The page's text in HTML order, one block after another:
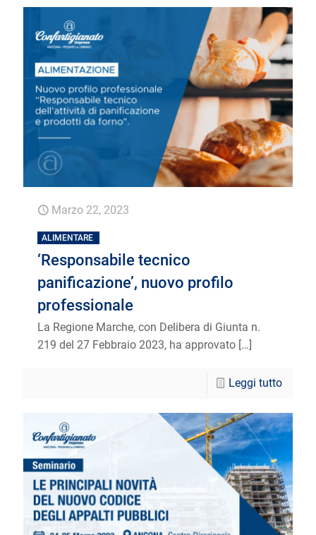
Marzo 22, 2023
ALIMENTARE
‘Responsabile tecnico
panificazione’, nuovo profilo
professionale
La Regione Marche, con Delibera di Giunta n.
219 del 27 Febbraio 2023, ha approvato […]
Leggi tutto